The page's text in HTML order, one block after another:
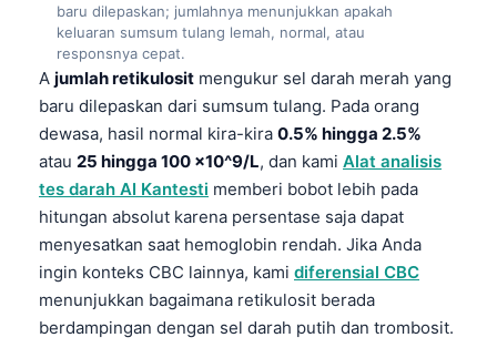
baru dilepaskan; jumlahnya menunjukkan apakah
keluaran sumsum tulang lemah, normal, atau
responsnya cepat.
A jumlah retikulosit mengukur sel darah merah yang
baru dilepaskan dari sumsum tulang. Pada orang
dewasa, hasil normal kira-kira 0.5% hingga 2.5%
atau 25 hingga 100 ×10^9/L, dan kami Alat analisis
tes darah AI Kantesti memberi bobot lebih pada
hitungan absolut karena persentase saja dapat
menyesatkan saat hemoglobin rendah. Jika Anda
ingin konteks CBC lainnya, kami diferensial CBC
menunjukkan bagaimana retikulosit berada
berdampingan dengan sel darah putih dan trombosit.